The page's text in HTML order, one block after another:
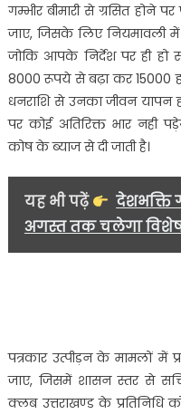
गम्भीर बीमारी से ग्रसित होने
जाए, जिसके लिए नियमावली
जोकि आपके निर्देश पर ही हो
8000 रूपये से बढ़ा कर 15000
धनराशि से उनका जीवन यापन
पर कोई अतिरिक्त भार नही
कोष के ब्याज से दी जाती है।
यह भी पढ़ें
देशभक्ति
अगस्त तक चलेगा
पत्रकार उत्पीड़न के मामलों
जाए, जिसमें शासन स्तर से
क्लब उत्तराखण्ड के प्रतिनिधि